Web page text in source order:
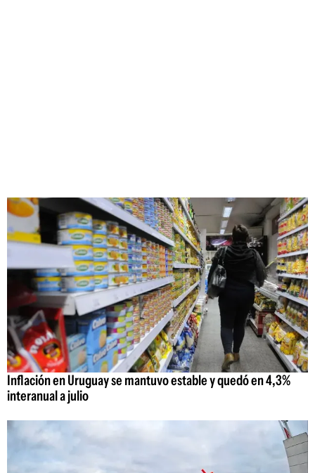
Inflación en Uruguay se mantuvo estable y quedó en 4,3%
interanual a julio